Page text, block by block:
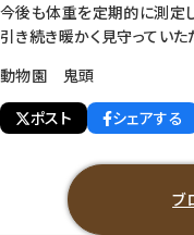
今後も体重を定期的に測定
引き続き暖かく見守っていた
動物園 鬼頭
ポスト
シェアする
ブ